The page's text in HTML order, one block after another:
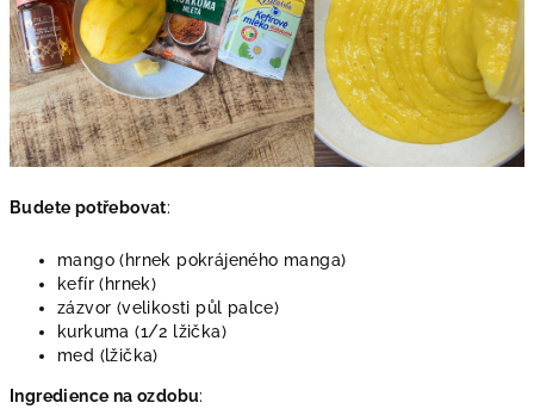
Budete potřebovat:
mango (hrnek pokrájeného manga)
kefír (hrnek)
zázvor (velikosti půl palce)
kurkuma (1/2 lžička)
med (lžička)
Ingredience na ozdobu: